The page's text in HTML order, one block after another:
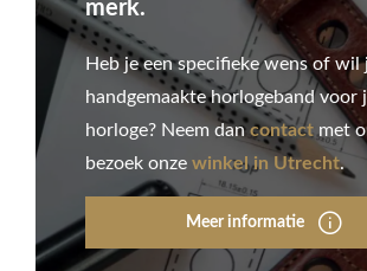
merk.
Heb je een specifieke wens of wil
handgemaakte horlogeband voor
horloge? Neem dan contact met
bezoek onze winkel in Utrecht.
Meer informatie